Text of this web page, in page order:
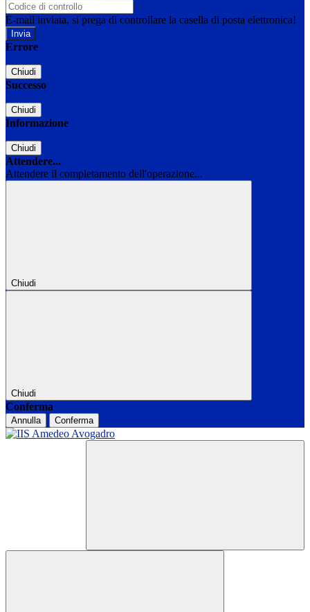
E-mail inviata, si prega di controllare la casella di posta elettronica!
Errore
Chiudi
Successo
Chiudi
Informazione
Chiudi
Attendere...
Attendere il completamento dell'operazione...
Chiudi
Chiudi
Conferma
Annulla Conferma